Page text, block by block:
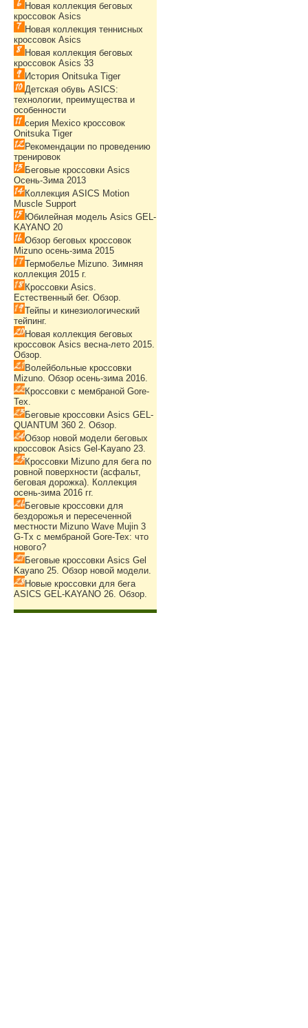
Новая коллекция беговых
кроссовок Asics
Новая коллекция теннисных
кроссовок Asics
Новая коллекция беговых
кроссовок Asics 33
История Onitsuka Tiger
Детская обувь ASICS:
технологии, преимущества и
особенности
серия Mexico кроссовок
Onitsuka Tiger
Рекомендации по проведению
тренировок
Беговые кроссовки Asics
Осень-Зима 2013
Коллекция ASICS Motion
Muscle Support
Юбилейная модель Asics GEL-
KAYANO 20
Обзор беговых кроссовок
Mizuno осень-зима 2015
Термобелье Mizuno. Зимняя
коллекция 2015 г.
Кроссовки Asics.
Естественный бег. Обзор.
Тейпы и кинезиологический
тейпинг.
Новая коллекция беговых
кроссовок Asics весна-лето 2015.
Обзор.
Волейбольные кроссовки
Mizuno. Обзор осень-зима 2016.
Кроссовки с мембраной Gore-
Tex.
Беговые кроссовки Asics GEL-
QUANTUM 360 2. Обзор.
Обзор новой модели беговых
кроссовок Asics Gel-Kayano 23.
Кроссовки Mizuno для бега по
ровной поверхности (асфальт,
беговая дорожка). Коллекция
осень-зима 2016 гг.
Беговые кроссовки для
бездорожья и пересеченной
местности Mizuno Wave Mujin 3
G-Tx с мембраной Gore-Tex: что
нового?
Беговые кроссовки Asics Gel
Kayano 25. Обзор новой модели.
Новые кроссовки для бега
ASICS GEL-KAYANO 26. Обзор.